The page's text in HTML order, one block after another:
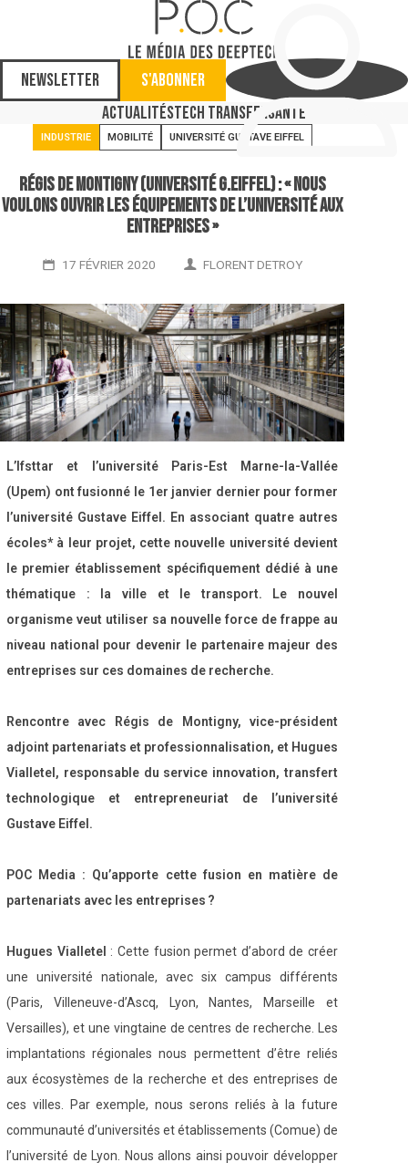
Newsletter
S'abonner
ActualitésTech TransferSanté
INDUSTRIE MOBILITÉ UNIVERSITÉ GUSTAVE EIFFEL
Régis de Montigny (Université G.Eiffel) : « Nous
voulons ouvrir les équipements de l’université aux
entreprises »
17 FÉVRIER 2020 FLORENT DETROY
L’Ifsttar et l’université Paris-Est Marne-la-Vallée
(Upem) ont fusionné le 1 er janvier dernier pour former
l’université Gustave Eiffel. En associant quatre autres
écoles* à leur projet, cette nouvelle université devient
le premier établissement spécifiquement dédié à une
thématique : la ville et le transport. Le nouvel
organisme veut utiliser sa nouvelle force de frappe au
niveau national pour devenir le partenaire majeur des
entreprises sur ces domaines de recherche.
Rencontre avec Régis de Montigny, vice-président
adjoint partenariats et professionnalisation, et Hugues
Vialletel, responsable du service innovation, transfert
technologique et entrepreneuriat de l’université
Gustave Eiffel.
POC Media : Qu’apporte cette fusion en matière de
partenariats avec les entreprises ?
Hugues Vialletel : Cette fusion permet d’abord de créer
une université nationale, avec six campus différents
(Paris, Villeneuve-d’Ascq, Lyon, Nantes, Marseille et
Versailles), et une vingtaine de centres de recherche. Les
implantations régionales nous permettent d’être reliés
aux écosystèmes de la recherche et des entreprises de
ces villes. Par exemple, nous serons reliés à la future
communauté d’universités et établissements (Comue) de
l’université de Lyon. Nous allons ainsi pouvoir développer